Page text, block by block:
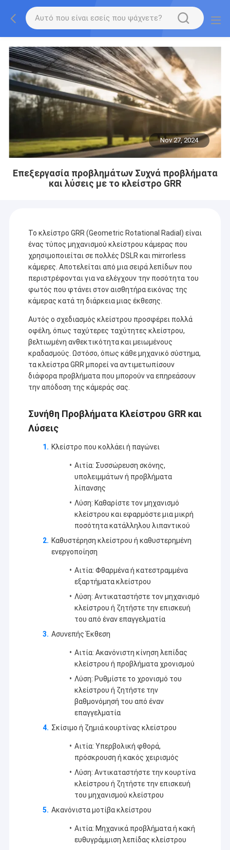
Nov 27, 2024
Επεξεργασία προβλημάτων Συχνά προβλήματα
και λύσεις με το κλείστρο GRR
Το κλείστρο GRR (Geometric Rotational Radial) είναι
ένας τύπος μηχανισμού κλείστρου κάμερας που
χρησιμοποιείται σε πολλές DSLR και mirrorless
κάμερες. Αποτελείται από μια σειρά λεπίδων που
περιστρέφονται για να ελέγχουν την ποσότητα του
φωτός που φτάνει στον αισθητήρα εικόνας της
κάμερας κατά τη διάρκεια μιας έκθεσης.
Αυτός ο σχεδιασμός κλείστρου προσφέρει πολλά
οφέλη, όπως ταχύτερες ταχύτητες κλείστρου,
βελτιωμένη ανθεκτικότητα και μειωμένους
κραδασμούς. Ωστόσο, όπως κάθε μηχανικό σύστημα,
τα κλείστρα GRR μπορεί να αντιμετωπίσουν
διάφορα προβλήματα που μπορούν να επηρεάσουν
την απόδοση της κάμεράς σας.
Συνήθη Προβλήματα Κλείστρου GRR και
Λύσεις
Κλείστρο που κολλάει ή παγώνει
Αιτία: Συσσώρευση σκόνης,
υπολειμμάτων ή προβλήματα
λίπανσης
Λύση: Καθαρίστε τον μηχανισμό
κλείστρου και εφαρμόστε μια μικρή
ποσότητα κατάλληλου λιπαντικού
Καθυστέρηση κλείστρου ή καθυστερημένη
ενεργοποίηση
Αιτία: Φθαρμένα ή κατεστραμμένα
εξαρτήματα κλείστρου
Λύση: Αντικαταστήστε τον μηχανισμό
κλείστρου ή ζητήστε την επισκευή
του από έναν επαγγελματία
Ασυνεπής Έκθεση
Αιτία: Ακανόνιστη κίνηση λεπίδας
κλείστρου ή προβλήματα χρονισμού
Λύση: Ρυθμίστε το χρονισμό του
κλείστρου ή ζητήστε την
βαθμονόμησή του από έναν
επαγγελματία
Σκίσιμο ή ζημιά κουρτίνας κλείστρου
Αιτία: Υπερβολική φθορά,
πρόσκρουση ή κακός χειρισμός
Λύση: Αντικαταστήστε την κουρτίνα
κλείστρου ή ζητήστε την επισκευή
του μηχανισμού κλείστρου
Ακανόνιστα μοτίβα κλείστρου
Αιτία: Μηχανικά προβλήματα ή κακή
ευθυγράμμιση λεπίδας κλείστρου